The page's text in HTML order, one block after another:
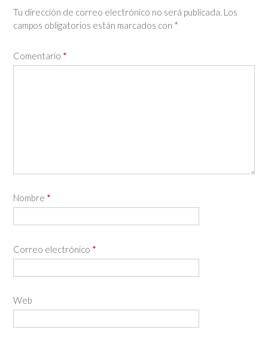
Tu dirección de correo electrónico no será publicada. Los
campos obligatorios están marcados con *
Comentario *
Nombre *
Correo electrónico *
Web